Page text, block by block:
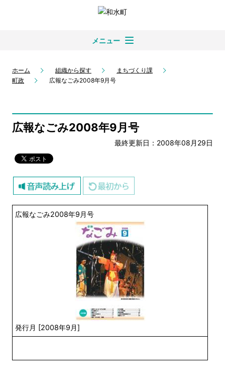
メニュー
ホーム 組織から探す
まちづくり課
町政
広報なごみ2008年9月号
広報なごみ2008年9月号
最終更新日：2008年08月29日
広報なごみ2008年9月号
発行月 [2008年9月]